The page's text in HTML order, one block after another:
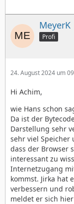
MeyerK
Profi
24. August 2024 um
Hi Achim,
wie Hans schon
Da ist der
Darstellung sehr
sehr viel
dass der Browser
interessant zu
Internetzugang
kommst. Jirka hat
verbessern und
meldet er sich